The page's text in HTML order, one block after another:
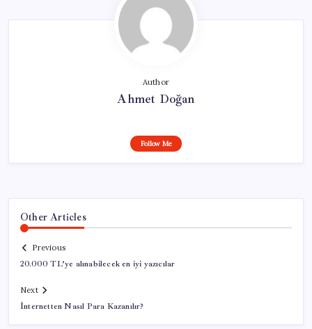
Author
Ahmet Doğan
Follow Me
Other Articles
Previous
20.000 TL’ye alınabilecek en iyi yazıcılar
Next
İnternetten Nasıl Para Kazanılır?